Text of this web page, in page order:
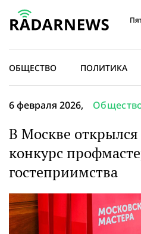
ОБЩЕСТВО ПОЛИТИКА
6 февраля 2026,
В Москве
конкурс
гостеприимства